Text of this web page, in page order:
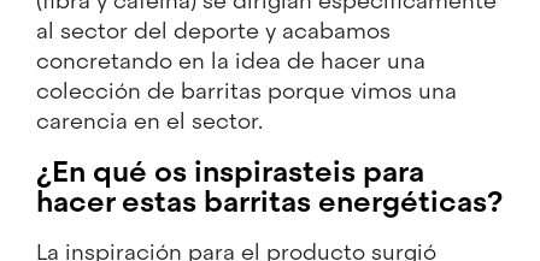
al sector del deporte y acabamos
concretando en la idea de hacer una
colección de barritas porque vimos una
carencia en el sector.
¿En qué os inspirasteis para
hacer estas barritas energéticas?
La inspiración para el producto surgió